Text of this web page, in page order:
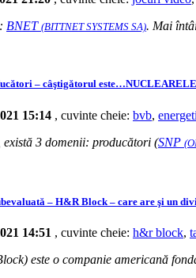
BNET (BITTNET SYSTEMS SA). Mai
– câştigătorul
15:14 , cuvinte cheie: bvb,
3 domenii: producători (SNP
– H&R Block – care are şi un
14:51 , cuvinte cheie: h&r block,
este o companie americană